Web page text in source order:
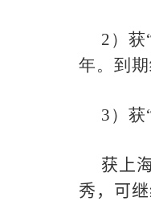
2 ）
年。到
3 ）
获上
秀，可